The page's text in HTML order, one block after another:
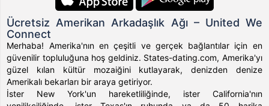
Ücretsiz Amerikan Arkadaşlık Ağı – United We
Connect
Merhaba! Amerika'nın en çeşitli ve gerçek bağlantılar için en
güvenilir topluluğuna hoş geldiniz. States-dating.com, Amerika'yı
güzel kılan kültür mozaiğini kutlayarak, denizden denize
Amerikalı bekarları bir araya getiriyor.
İster New York'un hareketliliğinde, ister California'nın